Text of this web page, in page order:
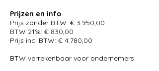
Prijzen en info
Prijs zonder BTW: € 3.950,00
BTW 21%: € 830,00
Prijs incl BTW: € 4.780,00
BTW verrekenbaar voor ondernemers.